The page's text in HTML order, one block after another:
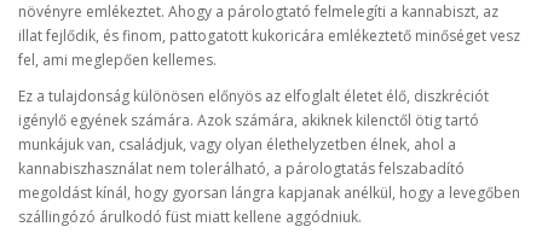
növényre emlékeztet. Ahogy a párologtató felmelegíti a kannabiszt, az
illat fejlődik, és finom, pattogatott kukoricára emlékeztető minőséget vesz
fel, ami meglepően kellemes.
Ez a tulajdonság különösen előnyös az elfoglalt életet élő, diszkréciót
igénylő egyének számára. Azok számára, akiknek kilenctől ötig tartó
munkájuk van, családjuk, vagy olyan élethelyzetben élnek, ahol a
kannabiszhasználat nem tolerálható, a párologtatás felszabadító
megoldást kínál, hogy gyorsan lángra kapjanak anélkül, hogy a levegőben
szállingózó árulkodó füst miatt kellene aggódniuk.